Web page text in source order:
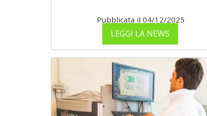
Pubblicata il 04/12/2025
LEGGI LA NEWS